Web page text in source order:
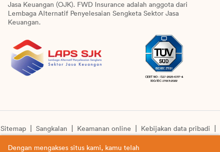
Jasa Keuangan (OJK). FWD Insurance adalah anggota dari
Lembaga Alternatif Penyelesaian Sengketa Sektor Jasa
Keuangan.
Sitemap Sangkalan Keamanan online
Kebijakan data pribadi
Dengan mengakses situs kami, kamu telah